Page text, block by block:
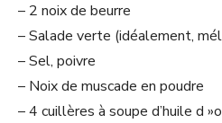
– 2 noix de beurre
– Salade verte (idéalement,
– Sel, poivre
– Noix de muscade en poudre
– 4 cuillères à soupe d’huile d